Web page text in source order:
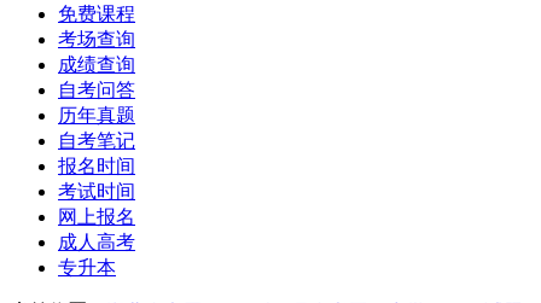
免费课程
考场查询
成绩查询
自考问答
历年真题
自考笔记
报名时间
考试时间
网上报名
成人高考
专升本